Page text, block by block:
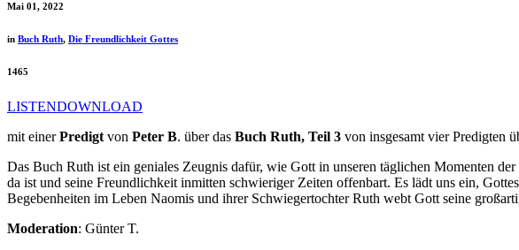
Mai 01, 2022
in Buch Ruth, Die Freundlichkeit Gottes
1465
LISTENDOWNLOAD
mit einerPredigt von Peter B. über das Buch Ruth, Teil 3 von insgesamt vier Predigten
Das Buch Ruth ist ein geniales Zeugnis dafür, wie Gott in unseren täglichen Momenten
da ist und seine Freundlichkeit inmitten schwieriger Zeiten offenbart. Es lädt uns ein,
Begebenheiten im Leben Naomis und ihrer Schwiegertochter Ruth webt Gott seine
Moderation: Günter T.